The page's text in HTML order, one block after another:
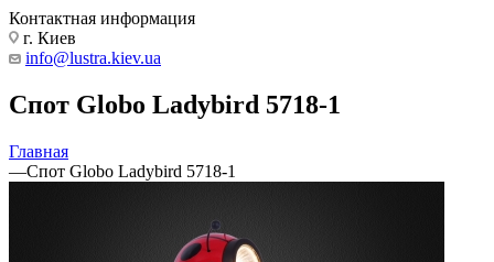
Контактная информация
г. Киев
info@lustra.kiev.ua
Спот Globo Ladybird 5718-1
Главная
—Спот Globo Ladybird 5718-1